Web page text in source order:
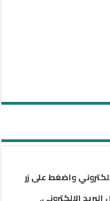
واضغط على زر
الإلكتروني.